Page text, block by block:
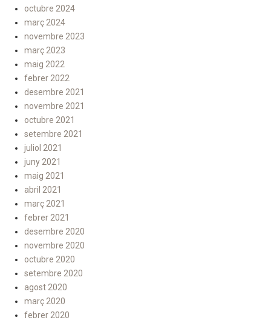
octubre 2024
març 2024
novembre 2023
març 2023
maig 2022
febrer 2022
desembre 2021
novembre 2021
octubre 2021
setembre 2021
juliol 2021
juny 2021
maig 2021
abril 2021
març 2021
febrer 2021
desembre 2020
novembre 2020
octubre 2020
setembre 2020
agost 2020
març 2020
febrer 2020